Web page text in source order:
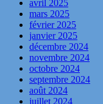
avril 2025
mars 2025
février 2025
janvier 2025
décembre 2024
novembre 2024
octobre 2024
septembre 2024
août 2024
juillet 2024